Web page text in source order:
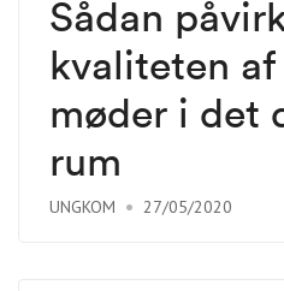
Sådan
kvaliteten
møder i det
rum
UNGKOM 27/05/2020